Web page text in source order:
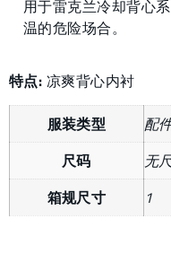
用于雷克兰冷却背心
温的危险场合。
特点: 凉爽背心内衬
服装类型
配
尺码
无
箱规尺寸
1